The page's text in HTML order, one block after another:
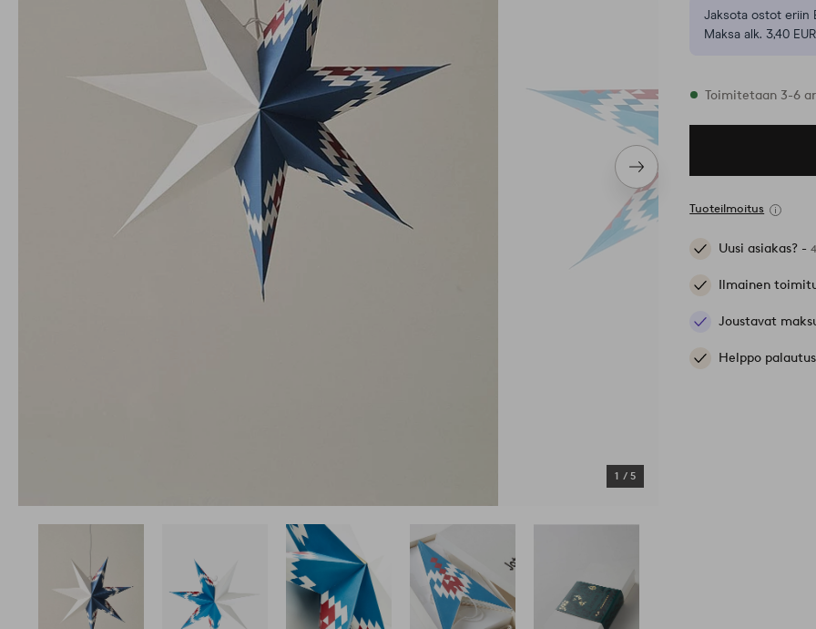
Seuraava
tuote
1 / 5
Jaksota ostot eriin
Maksa alk. 3,40
Varastossa
Toimitetaan 3-6
Tuoteilmoitus
Uusi asiakas? -
Ilmainen
Joustavat
Helppo